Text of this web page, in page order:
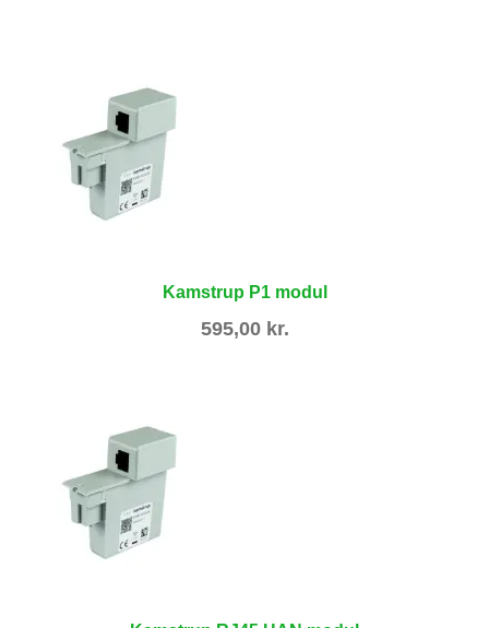
Kamstrup P1 modul
595,00 kr.